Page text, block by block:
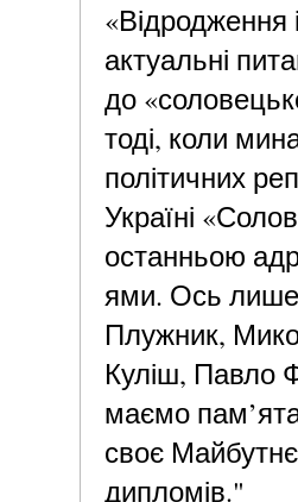
«Відродження
актуальні
до
тоді, коли
політичних
Україні
останньою
ями. Ось лише
Плужник,
Куліш, Павло
маємо
своє
дипломів."